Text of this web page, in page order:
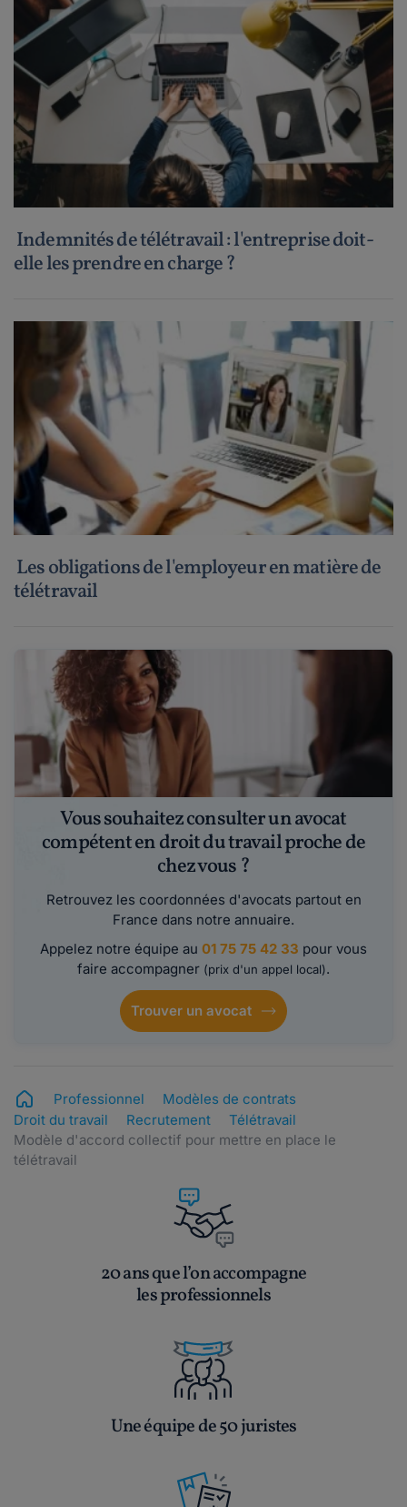
Indemnités de télétravail : l'entreprise doit-
elle les prendre en charge ?
Les obligations de l'employeur en matière de
télétravail
Vous souhaitez consulter un avocat
compétent en droit du travail proche de
chez vous ?
Retrouvez les coordonnées d'avocats partout en
France dans notre annuaire.
Appelez notre équipe au 01 75 75 42 33 pour vous
faire accompagner (prix d'un appel local).
Trouver un avocat
Professionnel
Modèles de contrats
Droit du travail
Recrutement
Télétravail
Modèle d'accord collectif pour mettre en place le
télétravail
20 ans que l’on accompagne
les professionnels
Une équipe de 50 juristes